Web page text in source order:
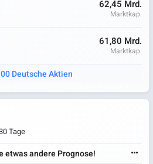
62,45 Mrd.
Marktkap.
61,80 Mrd.
Marktkap.
Deutsche Aktien
Tage
etwas andere Prognose!